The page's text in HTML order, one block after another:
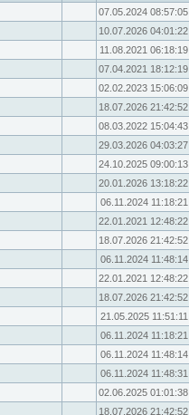
07.05.2024 08:57:05
10.07.2026 04:01:22
11.08.2021 06:18:19
07.04.2021 18:12:19
02.02.2023 15:06:09
18.07.2026 21:42:52
08.03.2022 15:04:43
29.03.2026 04:03:27
24.10.2025 09:00:13
20.01.2026 13:18:22
06.11.2024 11:18:21
22.01.2021 12:48:22
18.07.2026 21:42:52
06.11.2024 11:48:14
22.01.2021 12:48:22
18.07.2026 21:42:52
21.05.2025 11:51:11
06.11.2024 11:18:21
06.11.2024 11:48:14
06.11.2024 11:48:31
02.06.2025 01:01:38
18.07.2026 21:42:52